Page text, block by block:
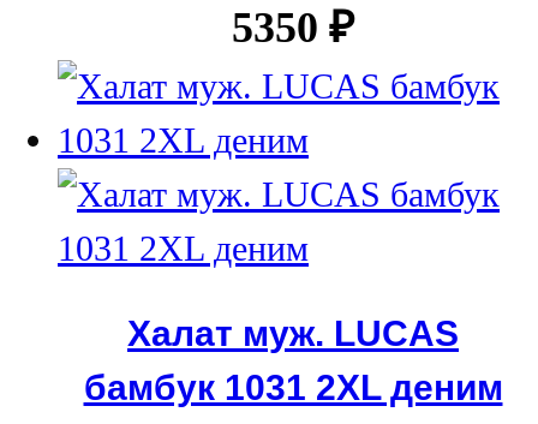
5350 ₽
Халат муж. LUCAS
бамбук 1031 2XL деним